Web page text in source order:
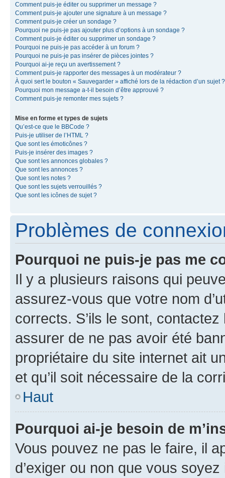
Comment puis-je éditer ou supprimer un message ?
Comment puis-je ajouter une signature à un message ?
Comment puis-je créer un sondage ?
Pourquoi ne puis-je pas ajouter plus d’options à un sondage ?
Comment puis-je éditer ou supprimer un sondage ?
Pourquoi ne puis-je pas accéder à un forum ?
Pourquoi ne puis-je pas insérer de pièces jointes ?
Pourquoi ai-je reçu un avertissement ?
Comment puis-je rapporter des messages à un modérateur ?
À quoi sert le bouton « Sauvegarder » affiché lors de la rédaction d’un sujet ?
Pourquoi mon message a-t-il besoin d’être approuvé ?
Comment puis-je remonter mes sujets ?
Mise en forme et types de sujets
Qu’est-ce que le BBCode ?
Puis-je utiliser de l’HTML ?
Que sont les émoticônes ?
Puis-je insérer des images ?
Que sont les annonces globales ?
Que sont les annonces ?
Que sont les notes ?
Que sont les sujets verrouillés ?
Que sont les icônes de sujet ?
Problèmes de
Pourquoi ne puis-je pas me
Il y a plusieurs raisons qui
assurez-vous que votre nom
corrects. S’ils le sont,
assurer de ne pas avoir été
propriétaire du site internet ait
et qu’il soit nécessaire de la
Haut
Pourquoi ai-je besoin de
Vous pouvez ne pas le faire, il
d’exiger ou non que vous